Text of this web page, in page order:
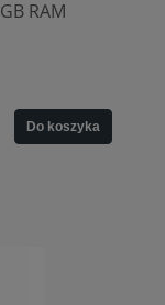
RAM
Do koszyka